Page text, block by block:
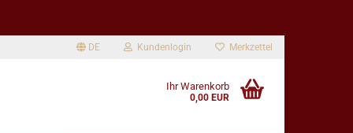
DE Kundenlogin Merkzettel
Ihr Warenkorb
0,00 EUR